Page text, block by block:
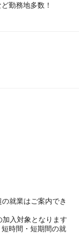
勤務地多数！
就業はご案内でき
入対象となります
時間・短期間の就